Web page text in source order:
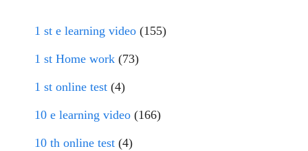
1 st e learning video (155)
1 st Home work (73)
1 st online test (4)
10 e learning video (166)
10 th online test (4)